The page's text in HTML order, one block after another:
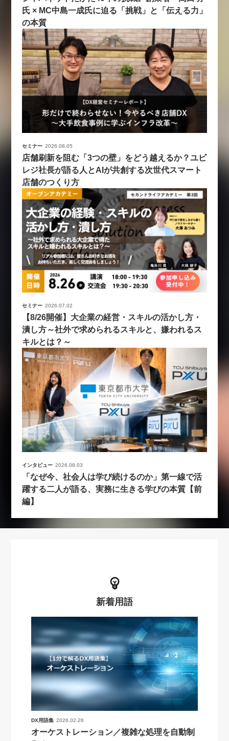
氏 × MC中島一成氏に迫る「挑戦」と「伝える力」
の本質
セミナー 2026.08.05
店舗刷新を阻む「3つの壁」をどう越えるか？ユビ
レジ社長が語る人とAIが共創する次世代スマート
店舗のつくり方
セミナー 2026.07.02
【8/26開催】大企業の経営・スキルの活かし方・
潰し方～社外で求められるスキルと、嫌われるス
キルとは？～
インタビュー 2026.08.03
「なぜ今、社会人は学び続けるのか」第一線で活
躍する二人が語る、実務に生きる学びの本質【前
編】
新着用語
DX用語集 2026.02.26
オーケストレーション／複雑な処理を自動制